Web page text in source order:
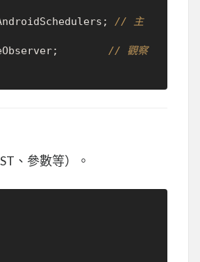
// 主
// 觀察
、參數等）。